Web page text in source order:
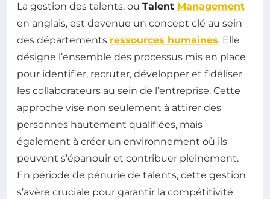
La gestion des talents, ou Talent Management
en anglais, est devenue un concept clé au sein
des départements ressources humaines. Elle
désigne l’ensemble des processus mis en place
pour identifier, recruter, développer et fidéliser
les collaborateurs au sein de l’entreprise. Cette
approche vise non seulement à attirer des
personnes hautement qualifiées, mais
également à créer un environnement où ils
peuvent s’épanouir et contribuer pleinement.
En période de pénurie de talents, cette gestion
s’avère cruciale pour garantir la compétitivité